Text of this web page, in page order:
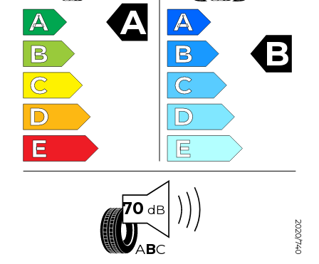
A
B
C
D
E
A
A
B
C
D
E
B
70 dB
ABC 2020/740